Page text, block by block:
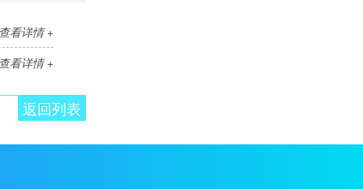
看详情 +
看详情 +
返回列表